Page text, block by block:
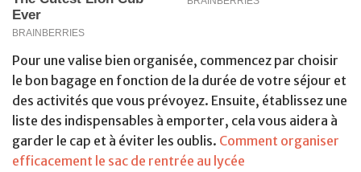
Pour une valise bien organisée, commencez par choisir
le bon bagage en fonction de la durée de votre séjour et
des activités que vous prévoyez. Ensuite, établissez une
liste des indispensables à emporter, cela vous aidera à
garder le cap et à éviter les oublis. Comment organiser
efficacement le sac de rentrée au lycée